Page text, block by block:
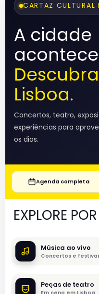
CARTAZ CULTURAL
A cidade
Descubra
Lisboa.
Concertos, teatro,
experiências para
os dias.
Agenda completa
EXPLORE
Música ao vivo
Concertos e
Peças de teatro